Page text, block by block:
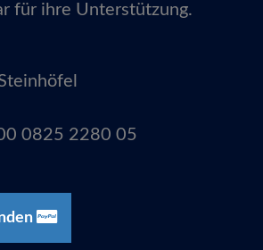
für ihre Unterstützung.
0825 2280 05